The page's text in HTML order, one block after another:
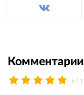
Комментарии
5 / 1